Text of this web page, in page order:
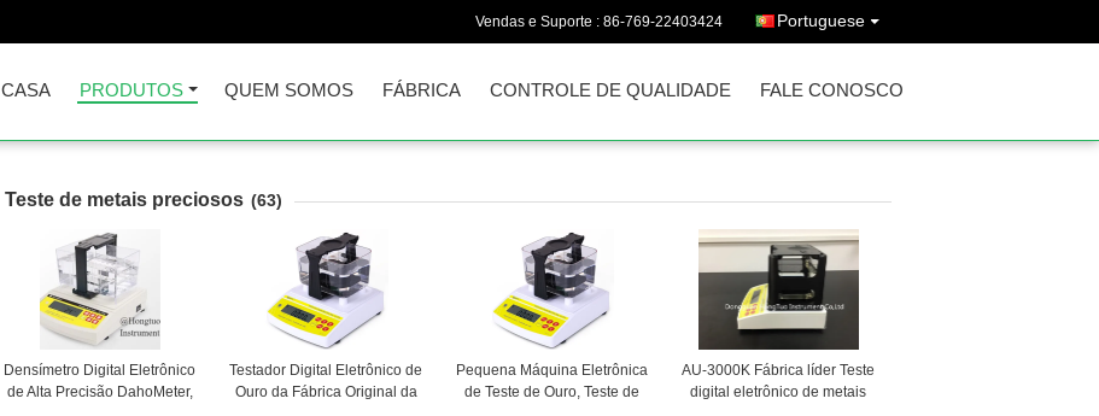
Vendas e Suporte : 86-769-22403424 Portuguese
CASA PRODUTOS QUEM SOMOS FÁBRICA CONTROLE DE QUALIDADE FALE CONOSCO
Teste de metais preciosos (63)
Densímetro Digital Eletrônico
de Alta Precisão DahoMeter,
Testador Digital Eletrônico de
Ouro da Fábrica Original da
Pequena Máquina Eletrônica
de Teste de Ouro, Teste de
AU-3000K Fábrica líder Teste
digital eletrônico de metais